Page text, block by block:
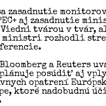
zasadnutie
aj zasadnutie
tvárou v tvár,
ministri rozhodli
a Reuters
posúdiť aj
opatrení
ktoré nadobudnú